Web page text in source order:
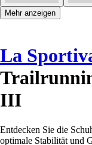
Mehr anzeigen
La
III
Entdecken Sie die
optimale Stabilität und